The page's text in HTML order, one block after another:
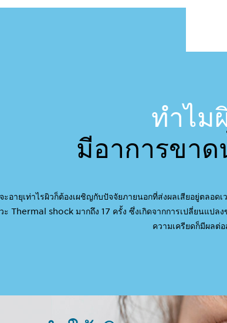
ทำไม
มีอาการขาด
ะอายุเท่าไรผิวก็ต้องเผชิญกับปัจจัยภายนอกที่ส่งผลเสียอยู่ตลอ
ะ Thermal shock มากถึง 17 ครั้ง ซึ่งเกิดจากการเปลี่ยนแป
ความเครียดก็มีผลต่